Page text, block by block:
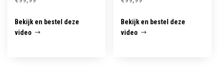
Bekijk en bestel deze
video
Bekijk en bestel deze
video